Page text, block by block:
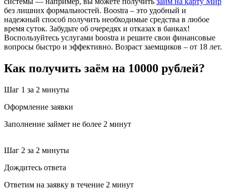
без лишних формальностей. Boostra – это удобный и
надежный способ получить необходимые средства в любое
время суток. Забудьте об очередях и отказах в банках!
Воспользуйтесь услугами boostra и решите свои финансовые
вопросы быстро и эффективно. Возраст заемщиков – от 18 лет.
Как получить заём на 10000 рублей?
Шаг 1 за 2 минуты
Оформление заявки
Заполнение займет не более 2 минут
Шаг 2 за 2 минуты
Дождитесь ответа
Ответим на заявку в течение 2 минут